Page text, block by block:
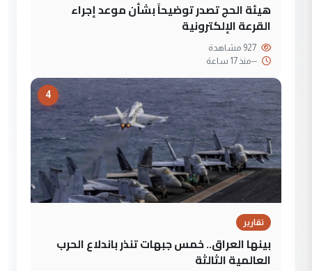
هيئة الحج تصدر توضيحاً بشأن موعد إجراء
القرعة الإلكترونية
--منذ 17 ساعة
4
تقارير
بينها العراق.. خمس جبهات تنذر باندلاع الحرب
العالمية الثالثة